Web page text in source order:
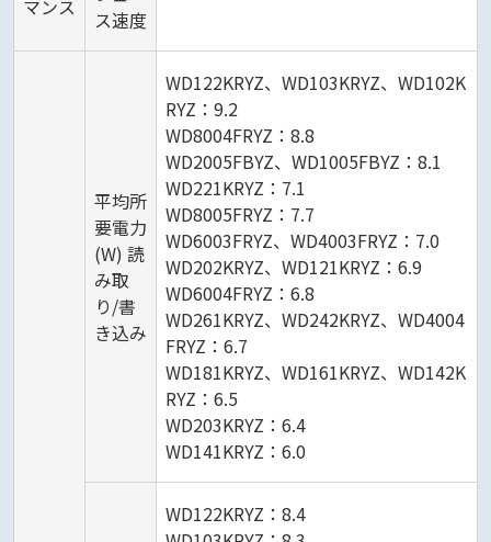
マンス
ス速度
平均所
要電力
(W) 読
み取
り/書
き込み
WD122KRYZ、WD103KRYZ、WD102K
RYZ：9.2
WD8004FRYZ：8.8
WD2005FBYZ、WD1005FBYZ：8.1
WD221KRYZ：7.1
WD8005FRYZ：7.7
WD6003FRYZ、WD4003FRYZ：7.0
WD202KRYZ、WD121KRYZ：6.9
WD6004FRYZ：6.8
WD261KRYZ、WD242KRYZ、WD4004
FRYZ：6.7
WD181KRYZ、WD161KRYZ、WD142K
RYZ：6.5
WD203KRYZ：6.4
WD141KRYZ：6.0
WD122KRYZ：8.4